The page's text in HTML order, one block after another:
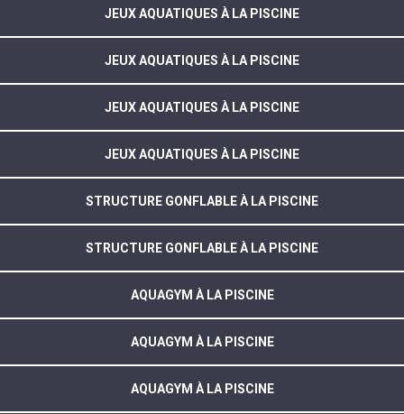
JEUX AQUATIQUES À LA PISCINE
JEUX AQUATIQUES À LA PISCINE
JEUX AQUATIQUES À LA PISCINE
JEUX AQUATIQUES À LA PISCINE
STRUCTURE GONFLABLE À LA PISCINE
STRUCTURE GONFLABLE À LA PISCINE
AQUAGYM À LA PISCINE
AQUAGYM À LA PISCINE
AQUAGYM À LA PISCINE